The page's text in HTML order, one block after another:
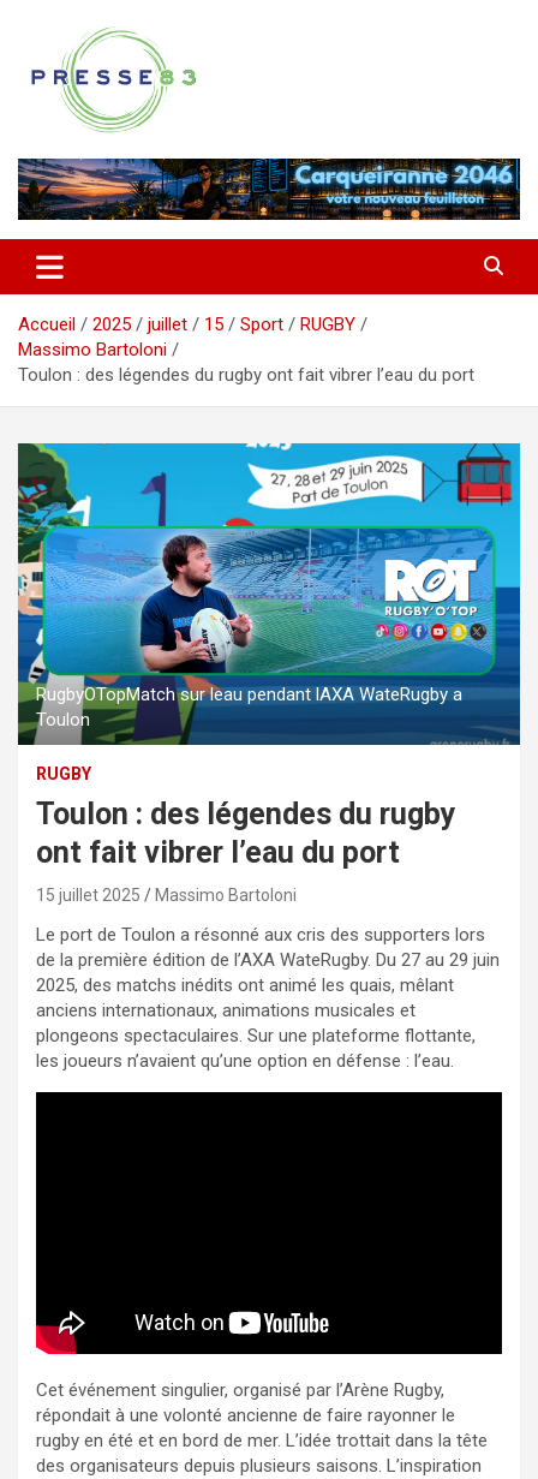
contenu
Presse 83
Accueil 2025 juillet 15 Sport
RUGBY
Massimo Bartoloni
Toulon : des légendes du rugby ont fait vibrer l’eau du port
RugbyOTopMatch sur leau pendant lAXA WateRugby a
Toulon
RUGBY
Toulon : des légendes du rugby
ont fait vibrer l’eau du port
15 juillet 2025 Massimo Bartoloni
Le port de Toulon a résonné aux cris des supporters lors
de la première édition de l’AXA WateRugby. Du 27 au 29 juin
2025, des matchs inédits ont animé les quais, mêlant
anciens internationaux, animations musicales et
plongeons spectaculaires. Sur une plateforme flottante,
les joueurs n’avaient qu’une option en défense : l’eau.
Cet événement singulier, organisé par l’Arène Rugby,
répondait à une volonté ancienne de faire rayonner le
rugby en été et en bord de mer. L’idée trottait dans la tête
des organisateurs depuis plusieurs saisons. L’inspiration